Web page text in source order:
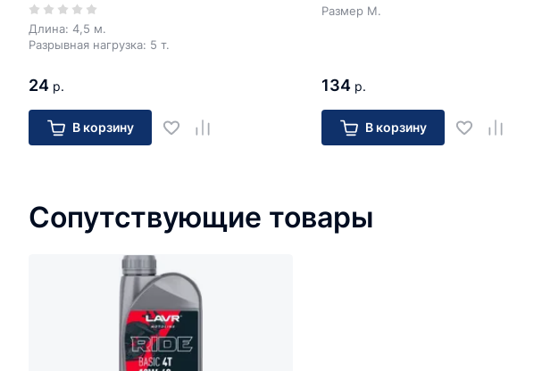
Длина: 4,5 м.
Разрывная нагрузка: 5 т.
24 р.
В корзину
Размер М.
134 р.
В корзину
Сопутствующие товары